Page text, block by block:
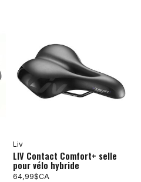
Liv
LIV Contact Comfort+ selle
pour vélo hybride
64,99$CA